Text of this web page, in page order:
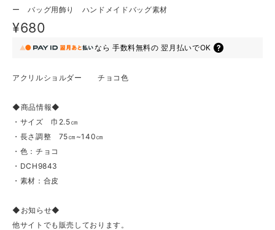
ー バッグ用飾り ハンドメイドバッグ素材
¥680
なら 手数料無料の 翌月払いでOK
アクリルショルダー チョコ色
◆商品情報◆
・サイズ 巾2.5㎝
・長さ調整 75㎝~140㎝
・色：チョコ
・DCH9843
・素材：合皮
◆お知らせ◆
他サイトでも販売しております。